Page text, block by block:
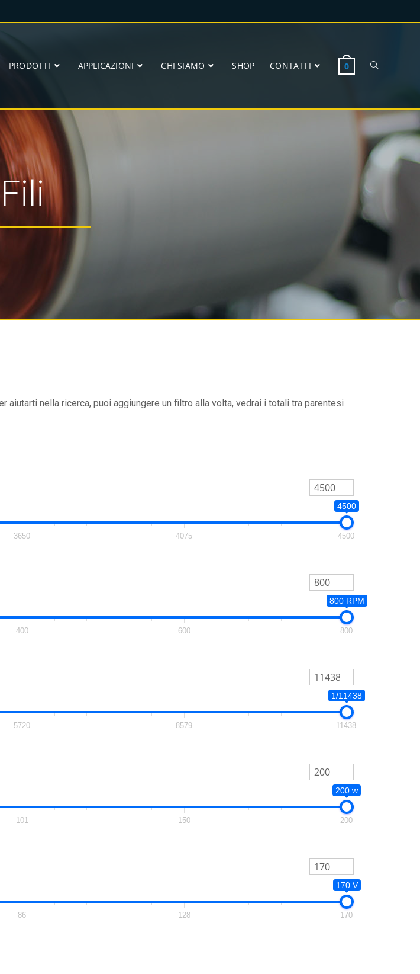
PRODOTTI APPLICAZIONI CHI SIAMO SHOP CONTATTI 0
Fili
nella ricerca, puoi aggiungere un filtro alla volta, vedrai i totali tra parentesi
4500
3650 4075 4500
800 RPM
400 600 800
1/11438
5720 8579 11438
200 w
101 150 200
170 V
86 128 170